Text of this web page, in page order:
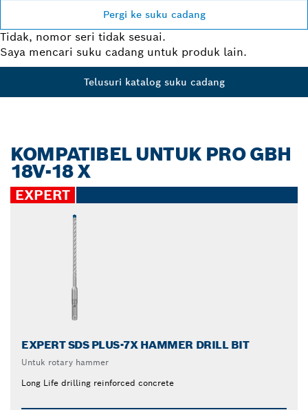
Pergi ke suku cadang
Tidak, nomor seri tidak sesuai.
Saya mencari suku cadang untuk produk lain.
Telusuri katalog suku cadang
KOMPATIBEL UNTUK PRO GBH
18V-18 X
EXPERT
EXPERT SDS PLUS-7X HAMMER DRILL BIT
Untuk rotary hammer
Long Life drilling reinforced concrete